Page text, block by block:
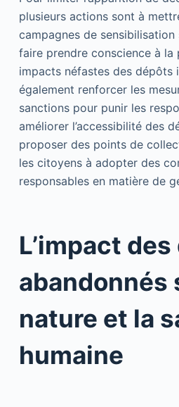
plusieurs actions sont à
campagnes de
faire prendre conscience à la
impacts néfastes des dépôts
également renforcer les
sanctions pour punir les
améliorer l’accessibilité des
proposer des points de
les citoyens à adopter des
responsables en matière de
L’impact
abandonnés
nature et la
humaine